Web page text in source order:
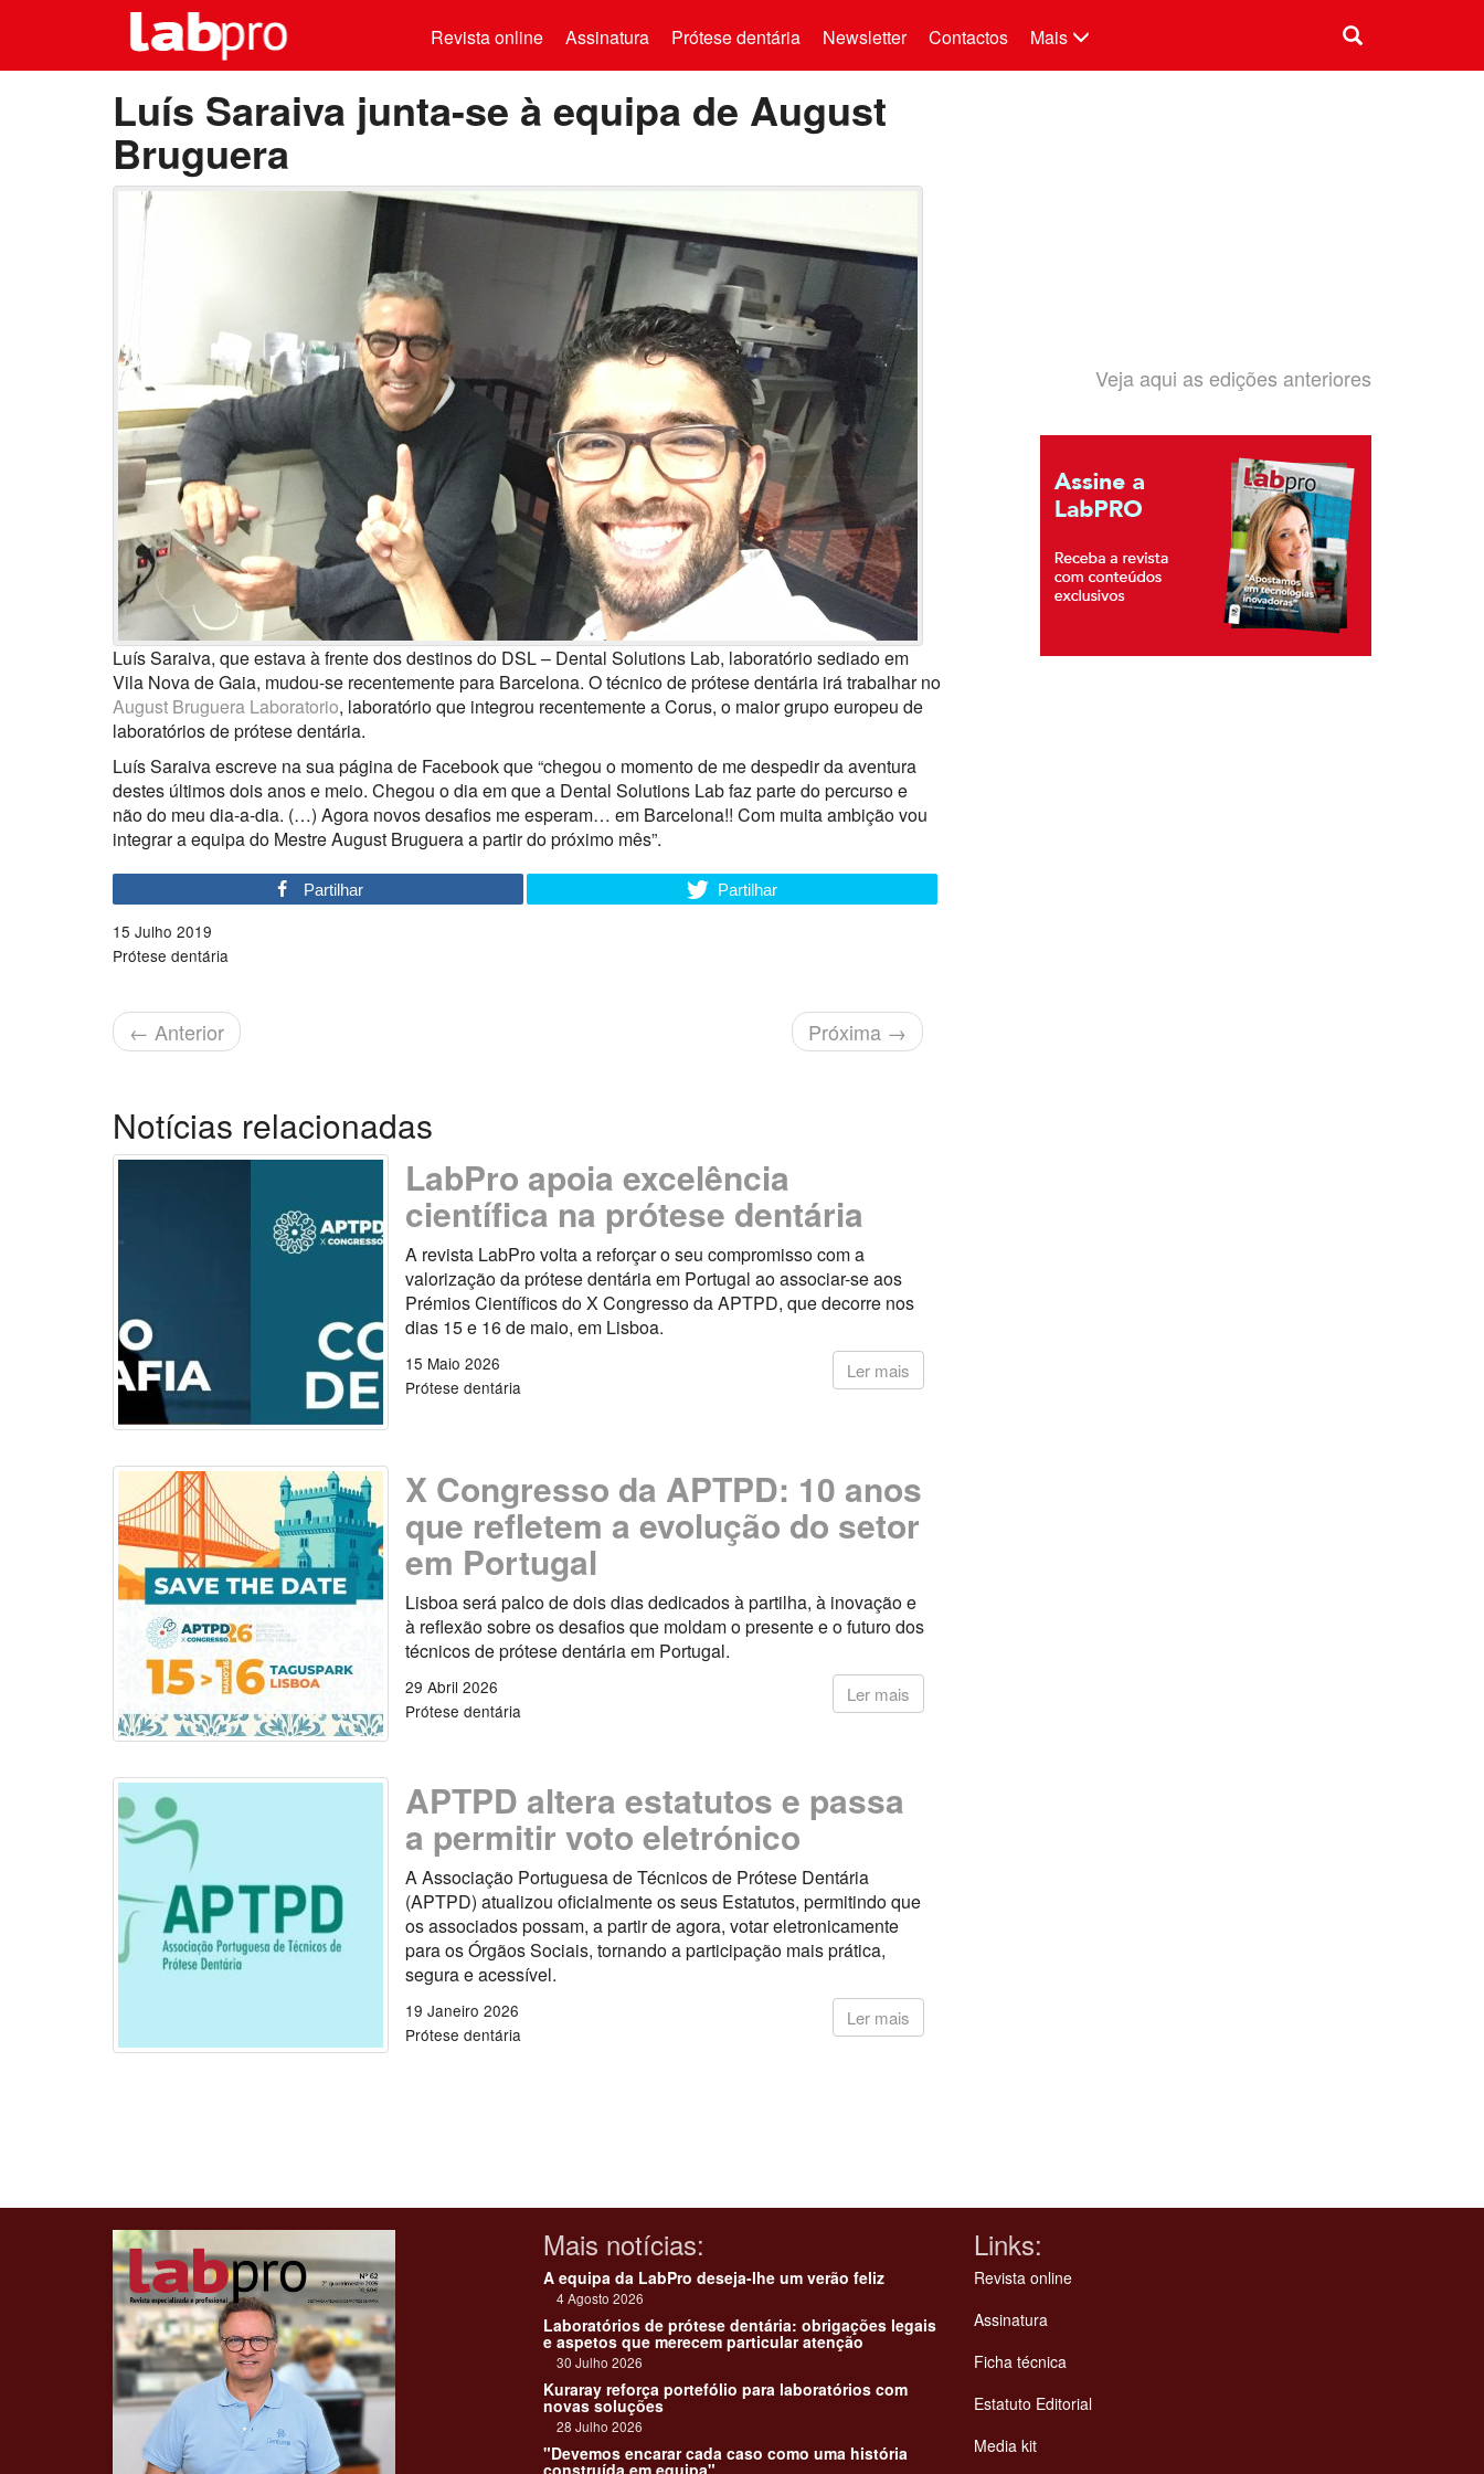
Mais
Revista online Assinatura Prótese dentária Newsletter Contactos
Luís Saraiva junta-se à equipa de August
Bruguera
Luís Saraiva, que estava à frente dos destinos do DSL – Dental Solutions Lab, laboratório sediado em
Vila Nova de Gaia, mudou-se recentemente para Barcelona. O técnico de prótese dentária irá trabalhar no
August Bruguera Laboratorio, laboratório que integrou recentemente a Corus, o maior grupo europeu de
laboratórios de prótese dentária.
Luís Saraiva escreve na sua página de Facebook que “chegou o momento de me despedir da aventura
destes últimos dois anos e meio. Chegou o dia em que a Dental Solutions Lab faz parte do percurso e
não do meu dia-a-dia. (…) Agora novos desafios me esperam… em Barcelona!! Com muita ambição vou
integrar a equipa do Mestre August Bruguera a partir do próximo mês”.
Partilhar Partilhar
15 Julho 2019
Prótese dentária
← Anterior Próxima →
Veja aqui as edições anteriores
Notícias relacionadas
LabPro apoia excelência
científica na prótese dentária
A revista LabPro volta a reforçar o seu compromisso com a
valorização da prótese dentária em Portugal ao associar-se aos
Prémios Científicos do X Congresso da APTPD, que decorre nos
dias 15 e 16 de maio, em Lisboa.
Ler mais
15 Maio 2026
Prótese dentária
X Congresso da APTPD: 10 anos
que refletem a evolução do setor
em Portugal
Lisboa será palco de dois dias dedicados à partilha, à inovação e
à reflexão sobre os desafios que moldam o presente e o futuro dos
técnicos de prótese dentária em Portugal.
Ler mais
29 Abril 2026
Prótese dentária
APTPD altera estatutos e passa
a permitir voto eletrónico
A Associação Portuguesa de Técnicos de Prótese Dentária
(APTPD) atualizou oficialmente os seus Estatutos, permitindo que
os associados possam, a partir de agora, votar eletronicamente
para os Órgãos Sociais, tornando a participação mais prática,
segura e acessível.
Ler mais
19 Janeiro 2026
Prótese dentária
Clique para ler
Mais notícias:
A equipa da LabPro deseja-lhe um verão feliz
4 Agosto 2026
Laboratórios de prótese dentária: obrigações legais
e aspetos que merecem particular atenção
30 Julho 2026
Kuraray reforça portefólio para laboratórios com
novas soluções
28 Julho 2026
"Devemos encarar cada caso como uma história
construída em equipa"
Links:
Revista online
Assinatura
Ficha técnica
Estatuto Editorial
Media kit